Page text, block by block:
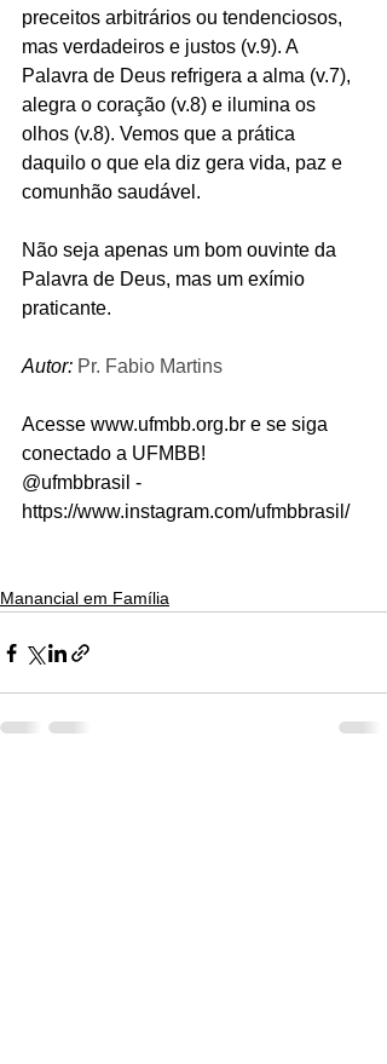
preceitos arbitrários ou tendenciosos,
mas verdadeiros e justos (v.9). A
Palavra de Deus refrigera a alma (v.7),
alegra o coração (v.8) e ilumina os
olhos (v.8). Vemos que a prática
daquilo o que ela diz gera vida, paz e
comunhão saudável.
Não seja apenas um bom ouvinte da
Palavra de Deus, mas um exímio
praticante.
Autor: Pr. Fabio Martins
Acesse www.ufmbb.org.br e se siga
conectado a UFMBB!
@ufmbbrasil -
https://www.instagram.com/ufmbbrasil/
Manancial em Família